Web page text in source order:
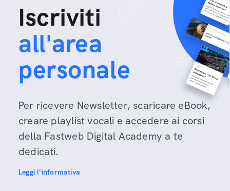
Iscriviti
all'area
personale
Per ricevere Newsletter, scaricare eBook,
creare playlist vocali e accedere ai corsi
della Fastweb Digital Academy a te
dedicati.
Leggi l'informativa